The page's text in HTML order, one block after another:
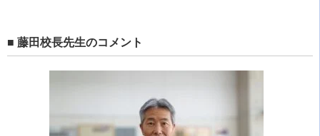
■ 藤田校長先生のコメント